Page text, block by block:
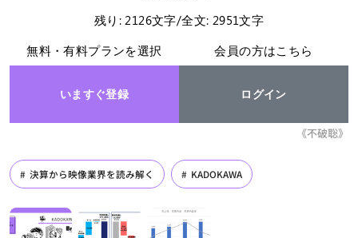
残り: 2126文字/全文: 2951文字
無料・有料プランを選択
いますぐ登録
会員の方はこちら
ログイン
《不破聡》
決算から映像業界を読み解く KADOKAWA